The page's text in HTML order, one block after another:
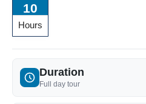
10
Hours
Duration
Full day tour